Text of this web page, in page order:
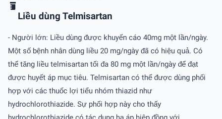
Liều dùng Telmisartan
- Người lớn: Liều dùng được khuyến cáo 40mg một lần/ngày.
Một số bệnh nhân dùng liều 20 mg/ngày đã có hiệu quả. Có
thể tăng liều telmisartan tối đa 80 mg một lần/ngày để đạt
được huyết áp mục tiêu. Telmisartan có thể được dùng phối
hợp với các thuốc lợi tiểu nhóm thiazid như
hydrochlorothiazide. Sự phối hợp này cho thấy